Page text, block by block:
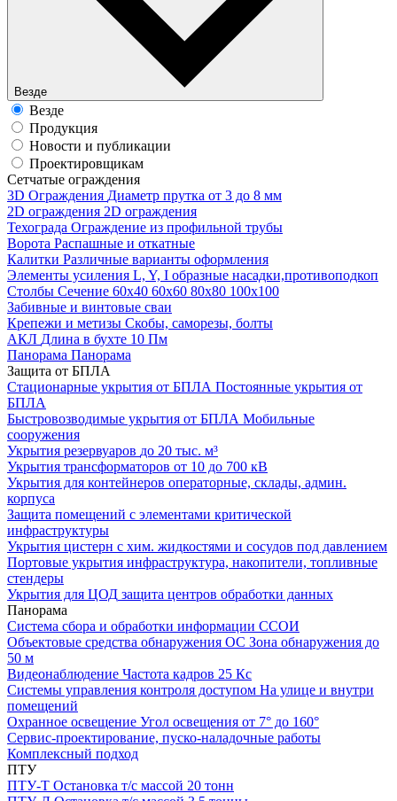
Везде
Везде
Продукция
Новости и публикации
Проектировщикам
Cетчатые ограждения
3D Ограждения Диаметр прутка от 3 до 8 мм
2D ограждения 2D ограждения
Техограда Ограждение из профильной трубы
Ворота Распашные и откатные
Калитки Различные варианты оформления
Элементы усиления L, Y, I образные насадки,противоподкоп
Столбы Сечение 60х40 60х60 80х80 100х100
Забивные и винтовые сваи
Крепежи и метизы Скобы, саморезы, болты
АКЛ Длина в бухте 10 Пм
Панорама Панорама
Защита от БПЛА
Стационарные укрытия от БПЛА Постоянные укрытия от
БПЛА
Быстровозводимые укрытия от БПЛА Мобильные
сооружения
Укрытия резервуаров до 20 тыс. м³
Укрытия трансформаторов от 10 до 700 кВ
Укрытия для контейнеров операторные, склады, админ.
корпуса
Защита помещений с элементами критической
инфраструктуры
Укрытия цистерн с хим. жидкостями и сосудов под давлением
Портовые укрытия инфраструктура, накопители, топливные
стендеры
Укрытия для ЦОД защита центров обработки данных
Панорама
Система сбора и обработки информации ССОИ
Объектовые средства обнаружения ОС Зона обнаружения до
50 м
Видеонаблюдение Частота кадров 25 Кс
Системы управления контроля доступом На улице и внутри
помещений
Охранное освещение Угол освещения от 7° до 160°
Сервис-проектирование, пуско-наладочные работы
Комплексный подход
ПТУ
ПТУ-Т Остановка т/c массой 20 тонн